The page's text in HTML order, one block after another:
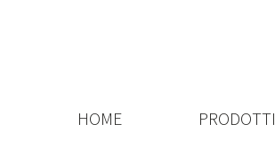
HOME PRODOTTI